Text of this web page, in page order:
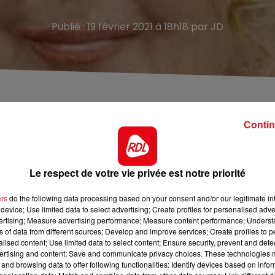
Publié : 19 février 2021 à 18h18 par JD
le centre-ville d'Hénin-Beaumont.
créée entre les rues Montpencher et Henocq dans le
voulu comme «un hommage pour celle qui aura
dans le monde
pour incitation à la haine raciale.
Le respect de votre vie privée est notre priorité
do the following data processing based on your consent and/or our legitimate
Use limited data to select advertising; Create profiles for personalised
Measure advertising performance; Measure content performance;
of data from different sources; Develop and improve services; Create profiles to
content; Use limited data to select content; Ensure security, prevent and
and content; Save and communicate privacy choices. These technologies
browsing data to offer following functionalities: Identify devices based on